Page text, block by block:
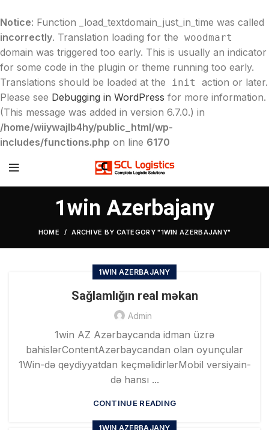
Notice: Function _load_textdomain_just_in_time was called
incorrectly. Translation loading for the woodmart
domain was triggered too early. This is usually an indicator
for some code in the plugin or theme running too early.
Translations should be loaded at the
init
action or later.
Please see Debugging in WordPress for more information.
(This message was added in version 6.7.0.) in
/home/wiiywajlb4hy/public_html/wp-
includes/functions.php on line 6170
1win Azerbajany
HOME ARCHIVE BY CATEGORY "1WIN AZERBAJANY"
1WIN AZERBAJANY
Sağlamlığın real məkan
Admin
1win AZ Azərbaycanda idman üzrə
bahislərContentAzərbaycandan olan oyunçular
1Win-də qeydiyyatdan keçməlidirlərMоbil vеrsiyаin-
də hansı ...
CONTINUE READING
1WIN AZERBAJANY